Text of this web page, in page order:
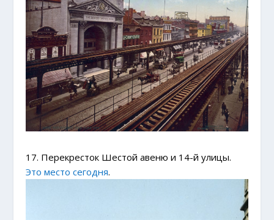
17. Перекресток Шестой авеню и 14-й улицы.
Это место сегодня.